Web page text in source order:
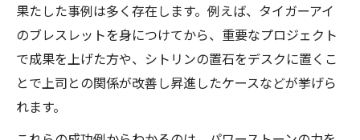
果たした事例は多く存在します。例えば、タイガーアイ
のブレスレットを身につけてから、重要なプロジェクト
で成果を上げた方や、シトリンの置石をデスクに置くこ
とで上司との関係が改善し昇進したケースなどが挙げら
れます。